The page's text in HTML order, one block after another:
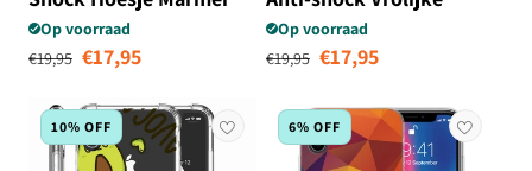
Zwart - Origineel
Cadeau Vader
Op voorraad
Normale prijs
€19,95 Aanbiedingsprijs
€17,95
Uilen
Op voorraad
Normale prijs
€19,95 €17,95
10% OFF 6% OFF